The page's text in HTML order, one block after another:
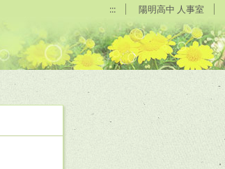
::: 陽明高中 人事室